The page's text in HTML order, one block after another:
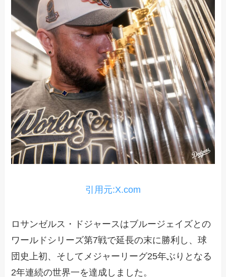
引用元:X.com
ロサンゼルス・ドジャースはブルージェイズとの
ワールドシリーズ第7戦で延長の末に勝利し、球
団史上初、そしてメジャーリーグ25年ぶりとなる
2年連続の世界一を達成しました。